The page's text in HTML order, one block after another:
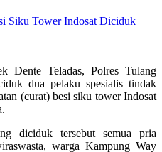
Dente Teladas, Polres Tulang
dua pelaku spesialis tindak
(curat) besi siku tower Indosat
diciduk tersebut semua pria
warga Kampung Way